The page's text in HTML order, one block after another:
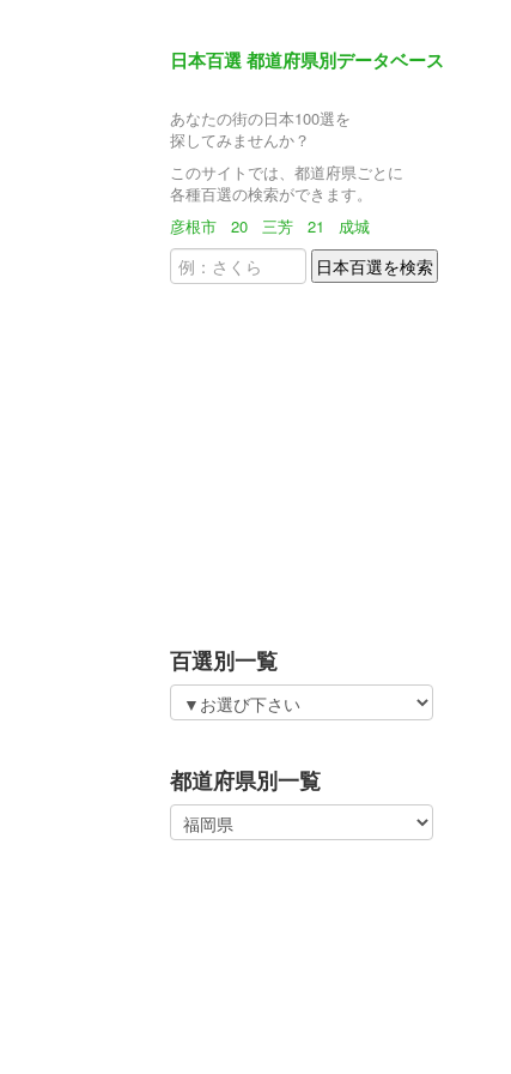
日本百選 都道府県別データベース
あなたの街の日本100選を
探してみませんか？
このサイトでは、都道府県ごとに
各種百選の検索ができます。
彦根市
20 三芳 21 成城
百選別一覧
都道府県別一覧